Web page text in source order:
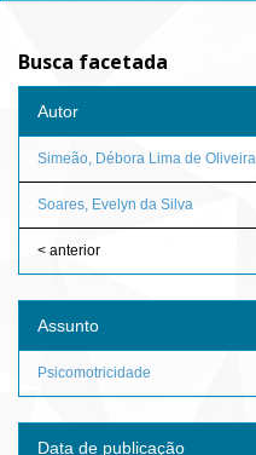
Busca facetada
Autor
Simeão, Débora Lima de Oliveira
Soares, Evelyn da Silva
< anterior
Assunto
Psicomotricidade
Data de publicação